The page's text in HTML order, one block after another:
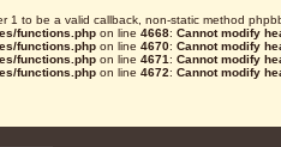
1 to be a valid callback, non-static method
functions.php on line 4668: Cannot modify
functions.php on line 4670: Cannot modify
functions.php on line 4671 : Cannot modify
functions.php on line 4672: Cannot modify